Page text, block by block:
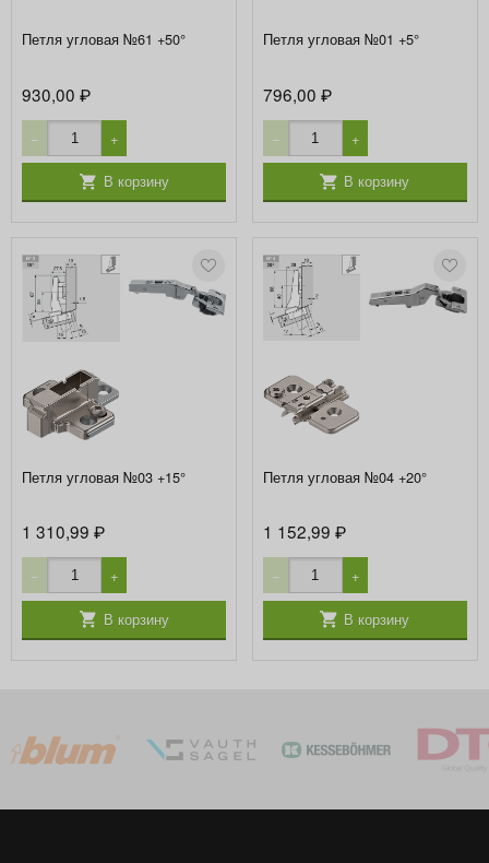
Петля угловая №61 +50°
930,00₽
− +
В корзину
Петля угловая №01 +5°
796,00 ₽
− +
В корзину
Петля угловая №03 +15°
1 310,99₽
− +
В корзину
Петля угловая №04 +20°
1 152,99 ₽
− +
В корзину